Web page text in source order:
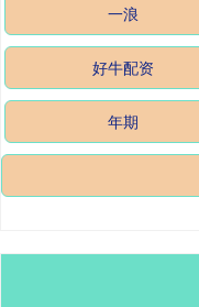
一浪
好牛配资
年期